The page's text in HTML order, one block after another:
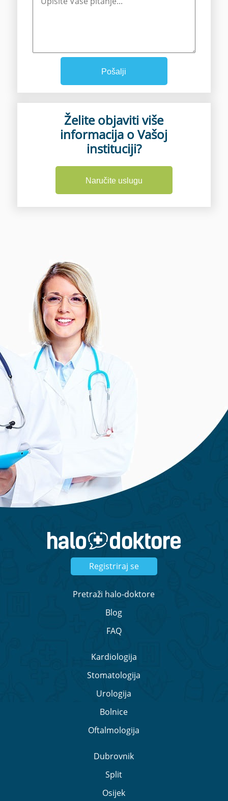
Pošalji
Želite objaviti više
informacija o Vašoj
instituciji?
Naručite uslugu
dodavanje ili izmjena podataka,
postavljanje galerije fotografija, karta sa
lokacijom, dvije objave na naslovnici,
promo ili intervju, te dvije objave vašeg
sadržaja na društvenim mrežama.
Cijena usluge: 12 mj. 199 EUR + PDV
Kliknite ispod, kontaktirajte nas, te
saznajte više informacija ili zatražite
ponudu:
Zatražite ponudu
Registriraj se
Pretraži halo-doktore
Blog
FAQ
Kardiologija
Stomatologija
Urologija
Bolnice
Oftalmologija
Dubrovnik
Split
Osijek